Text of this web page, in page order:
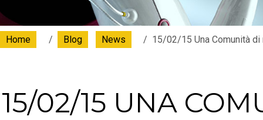
Home Blog News 15/02/15 Una Comunità
15/02/15 UNA